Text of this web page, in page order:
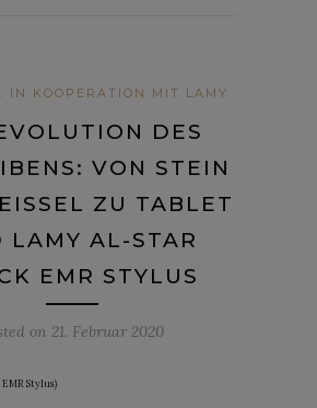
IN KOOPERATION MIT LAMY
DES
VON STEIN
ZU TABLET U
AL-STAR B
EMR STYLUS
on 21. Februar 2020
Stylus)